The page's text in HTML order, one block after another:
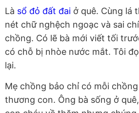
Là sổ đỏ đất đai ở quê. Cùng lá
nét chữ nghệch ngoạc và sai
chồng. Có lẽ bà mới viết tối
có chỗ bị nhòe nước mắt. Tôi
lại.
Mẹ chồng bảo chỉ có mỗi
thương con. Ông bà sống ở